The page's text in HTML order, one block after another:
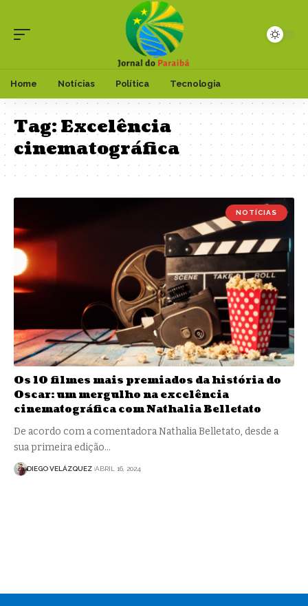
Home Notícias Política Tecnologia
Tag:Excelência
cinematográfica
NOTÍCIAS
Os 10 filmes mais premiados da história do
Oscar: um mergulho na excelência
cinematográfica com Nathalia Belletato
De acordo com a comentadora Nathalia Belletato, desde a
sua primeira edição…
DIEGO VELÁZQUEZ ABRIL 16, 2024